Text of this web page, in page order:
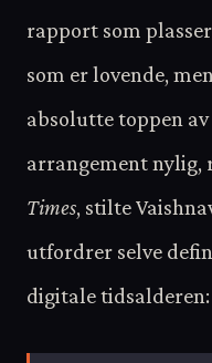
rapport som
som er lovende,
absolutte toppen
arrangement nylig,
Times, stilte
utfordrer selve
digitale tidsalderen: